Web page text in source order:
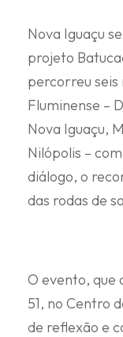
Nova Iguaçu
projeto
percorreu seis
Fluminense –
Nova Iguaçu,
Nilópolis –
diálogo, o
das rodas de
O evento, que
51, no Centro
de reflexão e